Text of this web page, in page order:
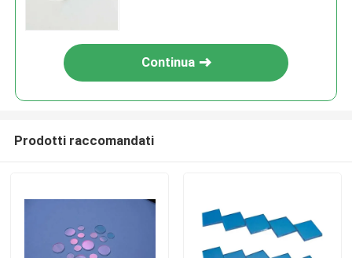
Continua
Prodotti raccomandati